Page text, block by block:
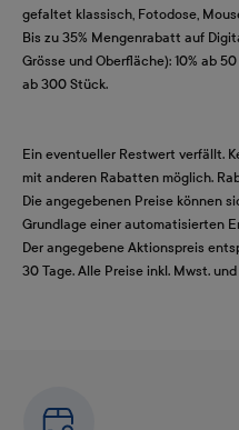
gefaltet klassisch, Fotodose,
Bis zu 35% Mengenrabatt auf
Grösse und Oberfläche): 10% ab
ab 300 Stück.
Ein eventueller Restwert verfällt.
mit anderen Rabatten möglich.
Die angegebenen Preise können
Grundlage einer automatisierten
Der angegebene Aktionspreis
30 Tage. Alle Preise inkl. Mwst. und